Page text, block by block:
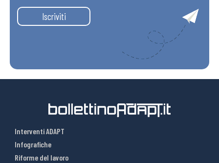
Iscriviti
Interventi ADAPT
Infografiche
Riforme del lavoro